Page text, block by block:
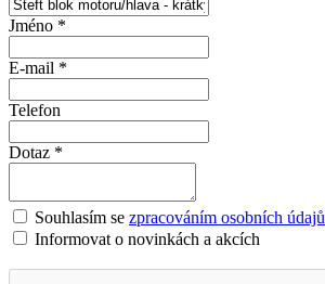
Jméno *
E-mail *
Telefon
Dotaz *
Souhlasím se zpracováním osobních údajů
Informovat o novinkách a akcích